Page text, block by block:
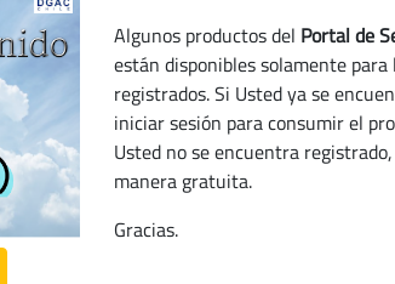
Algunos productos del Portal de
están disponibles solamente para
registrados. Si Usted ya se
iniciar sesión para consumir el
Usted no se encuentra
manera gratuita.
Gracias.